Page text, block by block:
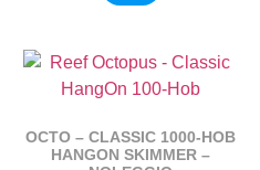
OCTO – CLASSIC 1000-HOB
HANGON SKIMMER –